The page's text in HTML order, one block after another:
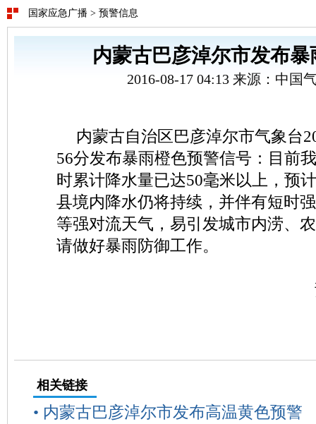
国家应急广播 > 预警信息
内蒙古巴彦淖尔市发布
2016-08-17 04:13 来源：中国
内蒙古自治区巴彦淖尔市气象台
56分发布暴雨橙色预警信号：目前
时累计降水量已达50毫米以上，预
县境内降水仍将持续，并伴有短时
等强对流天气，易引发城市内涝、
请做好暴雨防御工作。
相关链接
• 内蒙古巴彦淖尔市发布高温黄色预警